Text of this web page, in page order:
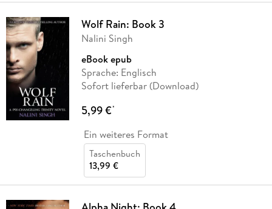
Wolf Rain: Book 3
Nalini Singh
eBook epub
Sprache: Englisch
Sofort lieferbar (Download)
5,99 €*
Ein weiteres Format
Taschenbuch
13,99 €